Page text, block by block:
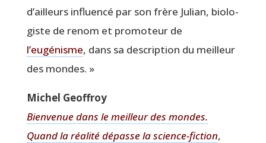
d’ailleurs influen­cé par son frère Julian, bio­lo­
giste de renom et pro­mo­teur de
l’eugénisme, dans sa des­crip­tion du meilleur
des mondes. »
Michel Geof­froy
Bien­ve­nue dans le meilleur des mondes.
Quand la réa­li­té dépasse la science-fic­tion,